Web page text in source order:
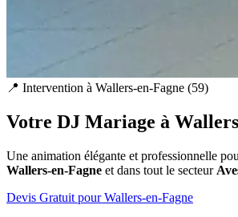
📍 Intervention à Wallers-en-Fagne (59)
Votre DJ Mariage à
Une animation élégante et professionnelle
Wallers-en-Fagne et dans tout le secteur
Devis Gratuit pourWallers-en-Fagne